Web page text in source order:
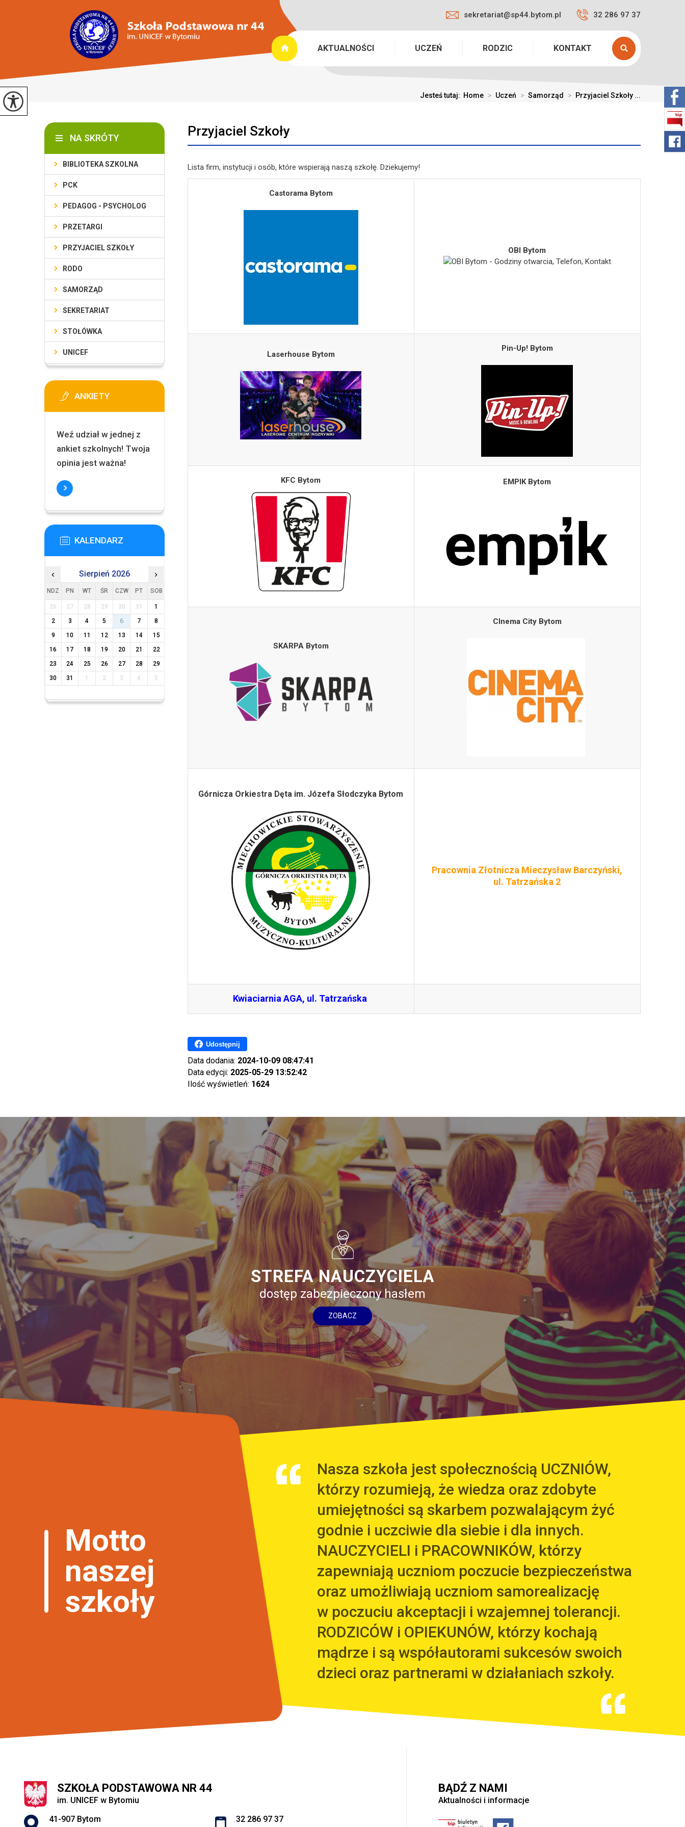
sekretariat@sp44.bytom.pl 32 286 97 37
AKTUALNOŚCI UCZEŃ RODZIC KONTAKT
Jesteś tutaj: Home > Uczeń > Samorząd > Przyjaciel Szkoły ...
Przyjaciel Szkoły
Lista firm, instytucji i osób, które wspierają naszą szkołę. Dziekujemy!
Castorama Bytom
OBI Bytom
Laserhouse Bytom
Pin-Up! Bytom
KFC Bytom EMPIK Bytom
SKARPA Bytom
CInema City Bytom
Górnicza Orkiestra Dęta im. Józefa Słodczyka Bytom
Pracownia Złotnicza Mieczysław Barczyński,
ul. Tatrzańska 2
Kwiaciarnia AGA, ul. Tatrzańska
Udostępnij
Data dodania: 2024-10-09 08:47:41
Data edycji: 2025-05-29 13:52:42
Ilość wyświetleń: 1624
NA SKRÓTY
BIBLIOTEKA SZKOLNA
PCK
PEDAGOG - PSYCHOLOG
PRZETARGI
PRZYJACIEL SZKOŁY
RODO
SAMORZĄD
SEKRETARIAT
STOŁÓWKA
UNICEF
ANKIETY
Weź udział w jednej z
ankiet szkolnych! Twoja
opinia jest ważna!
KALENDARZ
‹ Sierpień 2026 ›
NDZ PN WT ŚR CZW PT SOB
26 27 28 29 30 31
1
2
3 4 5 6 7
8
9
10 11 12 13 14
15
16
17 18 19 20 21
22
23
24 25 26 27 28
29
30
31 1 2 3 4 5
STREFA NAUCZYCIELA
dostęp zabezpieczony hasłem
ZOBACZ
Nasza szkoła jest społecznością UCZNIÓW,
którzy rozumieją, że wiedza oraz zdobyte
umiejętności są skarbem pozwalającym żyć
godnie i uczciwie dla siebie i dla innych.
NAUCZYCIELI i PRACOWNIKÓW, którzy
zapewniają uczniom poczucie bezpieczeństwa
oraz umożliwiają uczniom samorealizację
w poczuciu akceptacji i wzajemnej tolerancji.
RODZICÓW i OPIEKUNÓW, którzy kochają
mądrze i są współautorami sukcesów swoich
dzieci oraz partnerami w działaniach szkoły.
Motto
naszej
szkoły
SZKOŁA PODSTAWOWA NR 44
im. UNICEF w Bytomiu
Adres pocztowy:
41-907 Bytom
32 286 97 37
BĄDŹ Z NAMI
Aktualności i informacje